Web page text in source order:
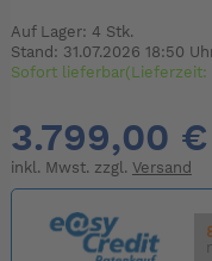
Auf Lager: 4 Stk.
Stand: 31.07.2026 18:50
Sofort lieferbar(Lieferzeit:
3.799,00 €
inkl. Mwst. zzgl. Versand